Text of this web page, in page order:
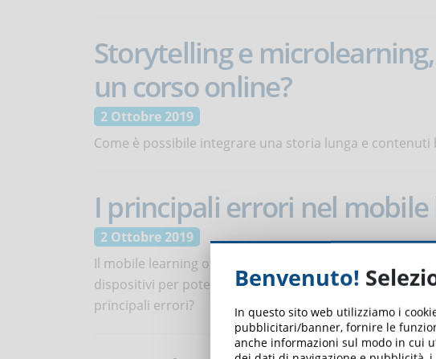
Storytelling e
un corso online?
2 Ottobre 2019
Come è possibile integrare una storia lunga e contenuti
I principali errori nel
2 Ottobre 2019
Il mobile learning offre infinite possibilità. Nonostante
dispositivi per poter evitare sviste durante la
principali errori?
Benvenuto!
In questo sito web utilizziamo i
pubblicitari/banner, fornire le
anche informazioni sul modo in cui